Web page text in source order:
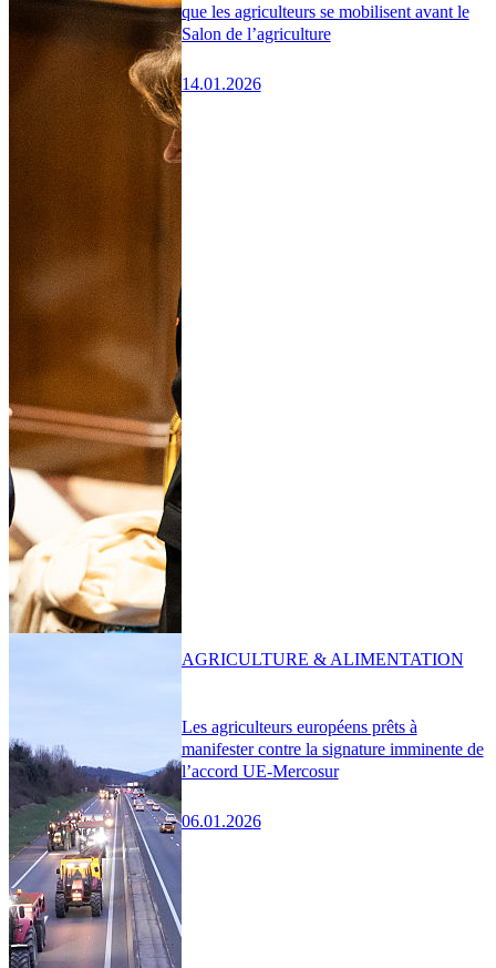
que les agriculteurs se mobilisent avant le
Salon de l’agriculture
14.01.2026
Les agriculteurs européens prêts à
manifester contre la signature imminente de
l’accord UE-Mercosur
06.01.2026
AGRICULTURE & ALIMENTATION